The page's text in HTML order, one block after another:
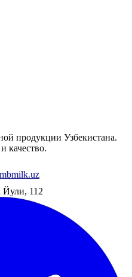
продукции Узбекистана.
качество.
Йули, 112